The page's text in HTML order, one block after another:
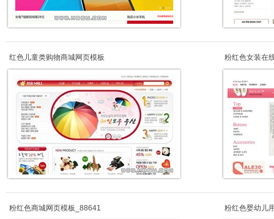
红色儿童类购物商城网页模板 粉红色女装在
粉红色商城网页模板_88641 粉红色婴幼儿